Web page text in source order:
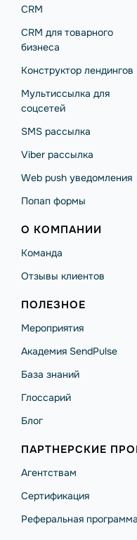
CRM
CRM для товарного
бизнеса
Конструктор лендингов
Мультиссылка для
соцсетей
SMS рассылка
Viber рассылка
Web push уведомления
Попап формы
О КОМПАНИИ
Команда
Отзывы клиентов
ПОЛЕЗНОЕ
Мероприятия
Академия SendPulse
База знаний
Глоссарий
Блог
ПАРТНЕРСКИЕ
Агентствам
Сертификация
Реферальная программа